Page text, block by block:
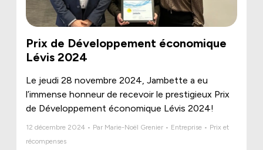
Prix de Développement économique
Lévis 2024
Le jeudi 28 novembre 2024, Jambette a eu
l’immense honneur de recevoir le prestigieux Prix
de Développement économique Lévis 2024!
12 décembre 2024 • Par Marie-Noël Grenier • Entreprise • Prix et
récompenses